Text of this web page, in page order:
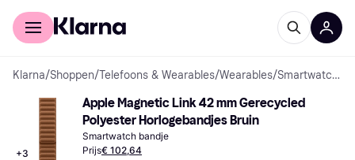
Voor shoppers
Klarna/Shoppen/Telefoons & Wearables/Wearables/ Smartwatch bandjes
+3
Apple Magnetic Link 42 mm Gerecycled
Polyester Horlogebandjes Bruin
Smartwatch bandje
Prijs€ 102,64